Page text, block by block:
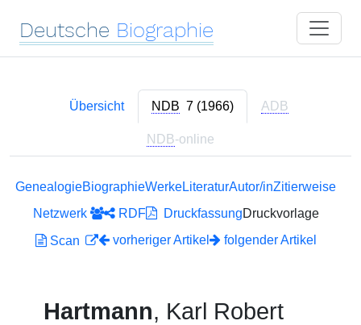
Deutsche Biographie
Übersicht NDB 7 (1966) ADB
NDB-online
GenealogieBiographieWerkeLiteraturAutor/inZitierweise
Netzwerk
RDF DruckfassungDruckvorlage
Scan
vorheriger Artikel folgender Artikel
Hartmann, Karl Robert